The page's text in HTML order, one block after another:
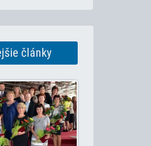
články